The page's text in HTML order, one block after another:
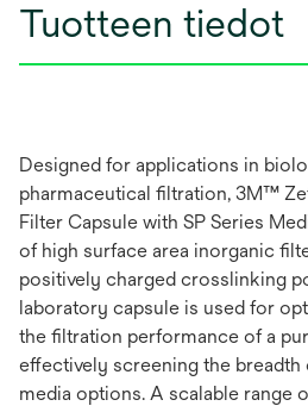
Tuotteen tiedot
Designed for applications in
pharmaceutical filtration, 3M™
Filter Capsule with SP Series
of high surface area inorganic
positively charged crosslinking
laboratory capsule is used for
the filtration performance of a
effectively screening the breadth
media options. A scalable range